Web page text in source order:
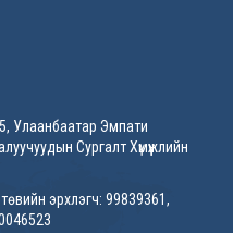
Улаанбаатар Эмпати
Сургалт Хүмүүжлийн
эрхлэгч: 99839361,